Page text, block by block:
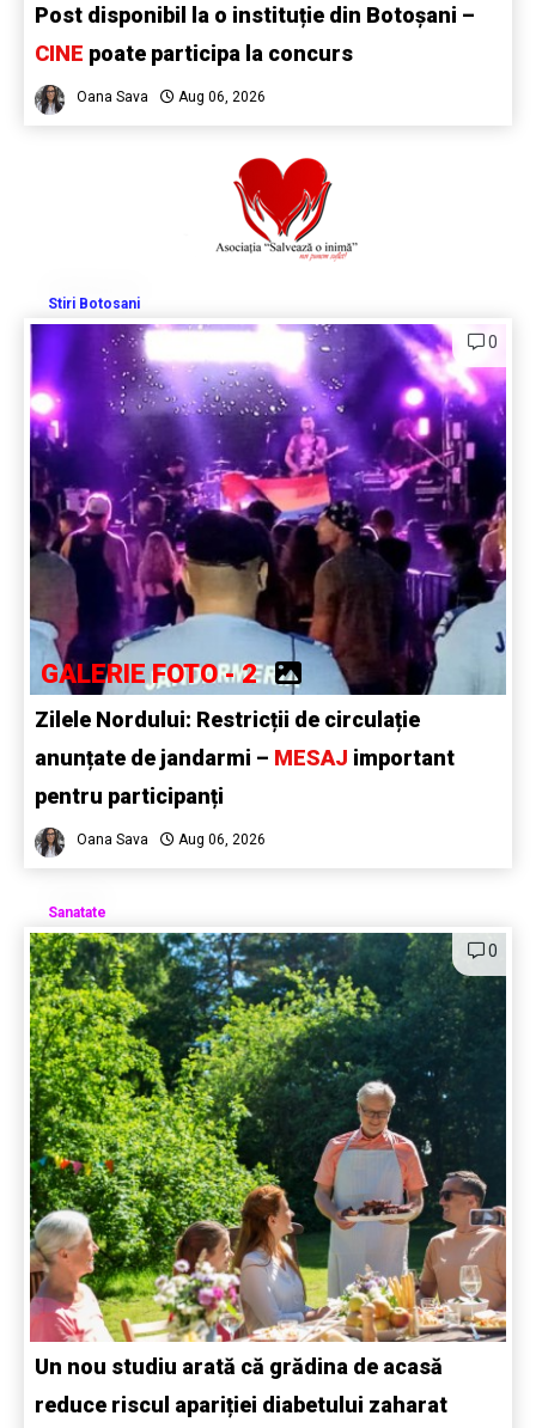
Post disponibil la o instituție din Botoșani –
CINE poate participa la concurs
Oana Sava Aug 06, 2026
Stiri Botosani
0
GALERIE FOTO - 2
Zilele Nordului: Restricții de circulație
anunțate de jandarmi – MESAJ important
pentru participanți
Oana Sava Aug 06, 2026
Sanatate
0
Un nou studiu arată că grădina de acasă
reduce riscul apariției diabetului zaharat